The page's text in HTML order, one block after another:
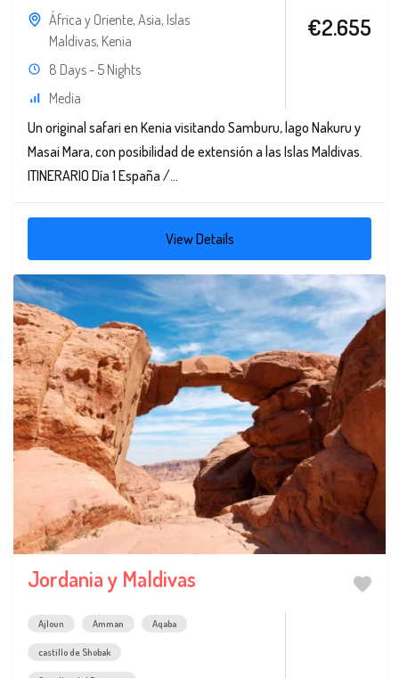
África y Oriente, Asia, Islas
Maldivas, Kenia
8 Days - 5 Nights
Media
€2.655
Un original safari en Kenia visitando Samburu, lago Nakuru y
Masai Mara, con posibilidad de extensión a las Islas Maldivas.
ITINERARIO Día 1 España /...
View Details
Jordania y Maldivas
Ajloun Amman Aqaba
castillo de Shobak